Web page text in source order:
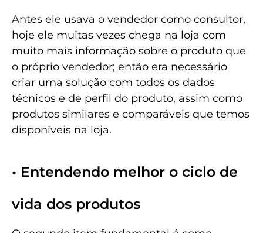
Antes ele usava o vendedor como consultor,
hoje ele muitas vezes chega na loja com
muito mais informação sobre o produto que
o próprio vendedor; então era necessário
criar uma solução com todos os dados
técnicos e de perfil do produto, assim como
produtos similares e comparáveis que temos
disponíveis na loja.
• Entendendo melhor o ciclo de
vida dos produtos